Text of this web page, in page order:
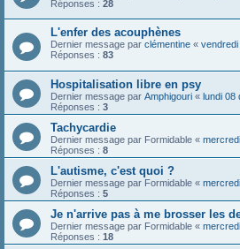
Réponses : 28
L'enfer des acouphènes
Dernier message par clémentine «
Réponses : 83
Hospitalisation libre en psy
Dernier message par Amphigouri « lundi 08
Réponses : 3
Tachycardie
Dernier message par Formidable «
Réponses : 8
L'autisme, c'est quoi ?
Dernier message par Formidable «
Réponses : 5
Je n'arrive pas à me brosser les
Dernier message par Formidable «
Réponses : 18